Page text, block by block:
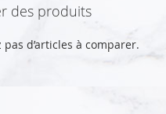
des produits
pas d’articles à comparer.